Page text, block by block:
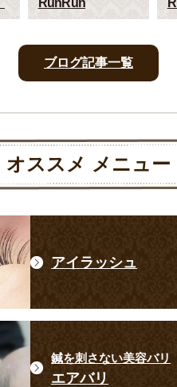
RunRun
ブログ記事一覧
オススメ メニュー
アイラッシュ
鍼を刺さない美容バリ
エアバリ